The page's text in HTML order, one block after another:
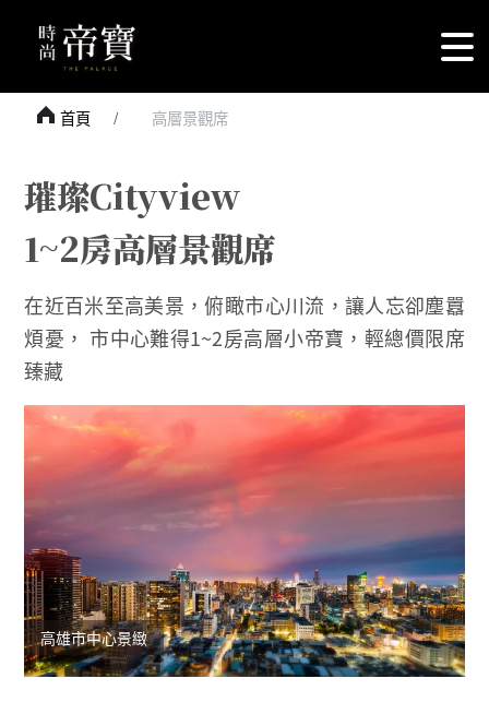
首頁 高層景觀席
璀璨Cityview
1~2房高層景觀席
在近百米至高美景，俯瞰市心川流，讓人忘卻塵囂
煩憂， 市中心難得1~2房高層小帝寶，輕總價限席
臻藏
高雄市中心景緻